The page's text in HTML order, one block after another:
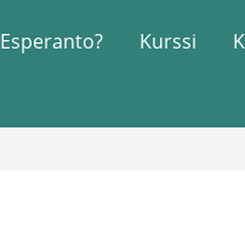
Esperanto? Kurssi